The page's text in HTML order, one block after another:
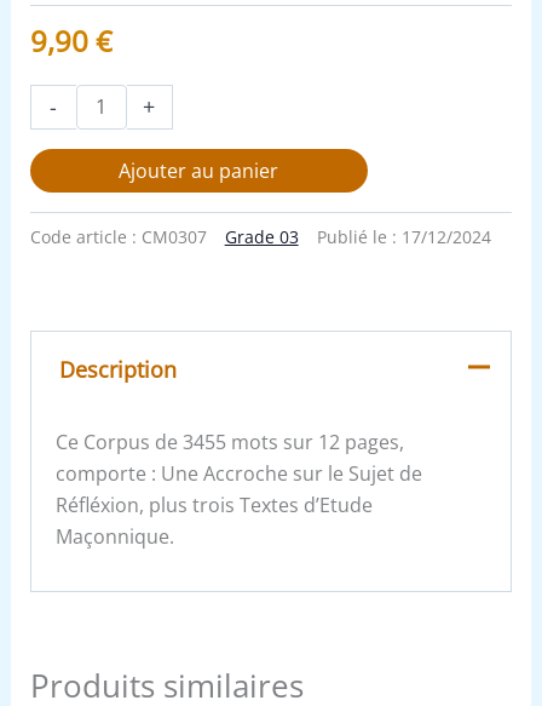
9,90€
- +
Ajouter au panier
Code article : CM0307 Grade 03 Publié le : 17/12/2024
Description
Ce Corpus de 3455 mots sur 12 pages,
comporte : Une Accroche sur le Sujet de
Réfléxion, plus trois Textes d’Etude
Maçonnique.
Produits similaires